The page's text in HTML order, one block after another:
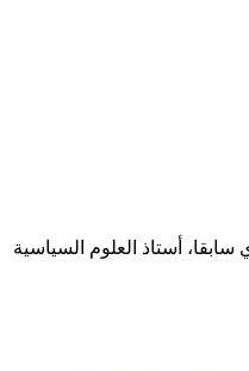
أستاذ العلوم السياسية